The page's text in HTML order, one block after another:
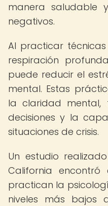
manera saludable
negativos.
Al practicar
respiración
puede reducir el
mental. Estas
la claridad
decisiones y la
situaciones de crisis.
Un estudio
California
practican la
niveles más bajos